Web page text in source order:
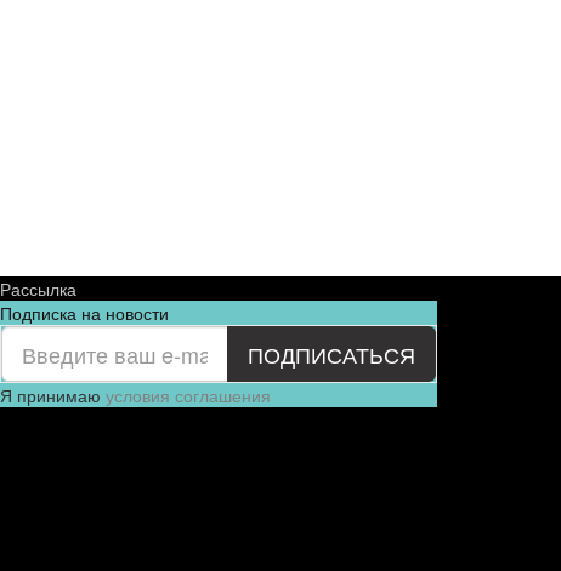
Рассылка
Подписка на новости
ПОДПИСАТЬСЯ
Я принимаю условия соглашения